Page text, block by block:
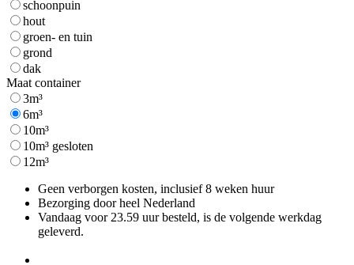
schoonpuin
hout
groen- en tuin
grond
dak
Maat container
3m³
6m³
10m³
10m³ gesloten
12m³
Geen verborgen kosten, inclusief 8 weken huur
Bezorging door heel Nederland
Vandaag voor 23.59 uur besteld, is de volgende werkdag
geleverd.